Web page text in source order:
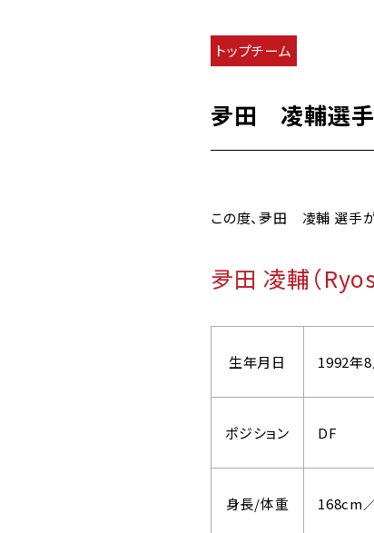
トップチーム
夛田 凌輔選手
この度、夛田 凌輔 選手が
夛田 凌輔（
生年月日 1992年
ポジション DF
身長/体重 168cm